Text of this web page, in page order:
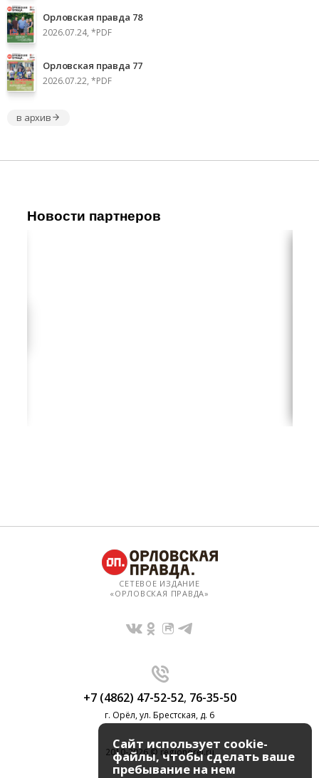
Орловская правда 78
2026.07.24, *PDF
Орловская правда 77
2026.07.22, *PDF
в архив
Новости партнеров
СЕТЕВОЕ ИЗДАНИЕ
«ОРЛОВСКАЯ ПРАВДА»
+7 (4862) 47-52-52, 76-35-50
г. Орёл, ул. Брестская, д. 6
2010-2026 © regionorel.ru
Сайт использует cookie-
файлы, чтобы сделать ваше
пребывание на нем